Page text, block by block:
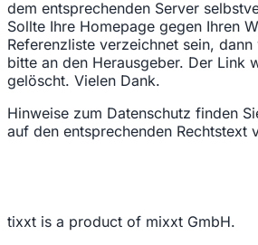
dem entsprechenden Server
Sollte Ihre Homepage gegen Ihren
Referenzliste verzeichnet sein,
bitte an den Herausgeber. Der Link
gelöscht. Vielen Dank.
Hinweise zum Datenschutz finden
auf den entsprechenden Rechtstext
tixxt is a product of mixxt GmbH.